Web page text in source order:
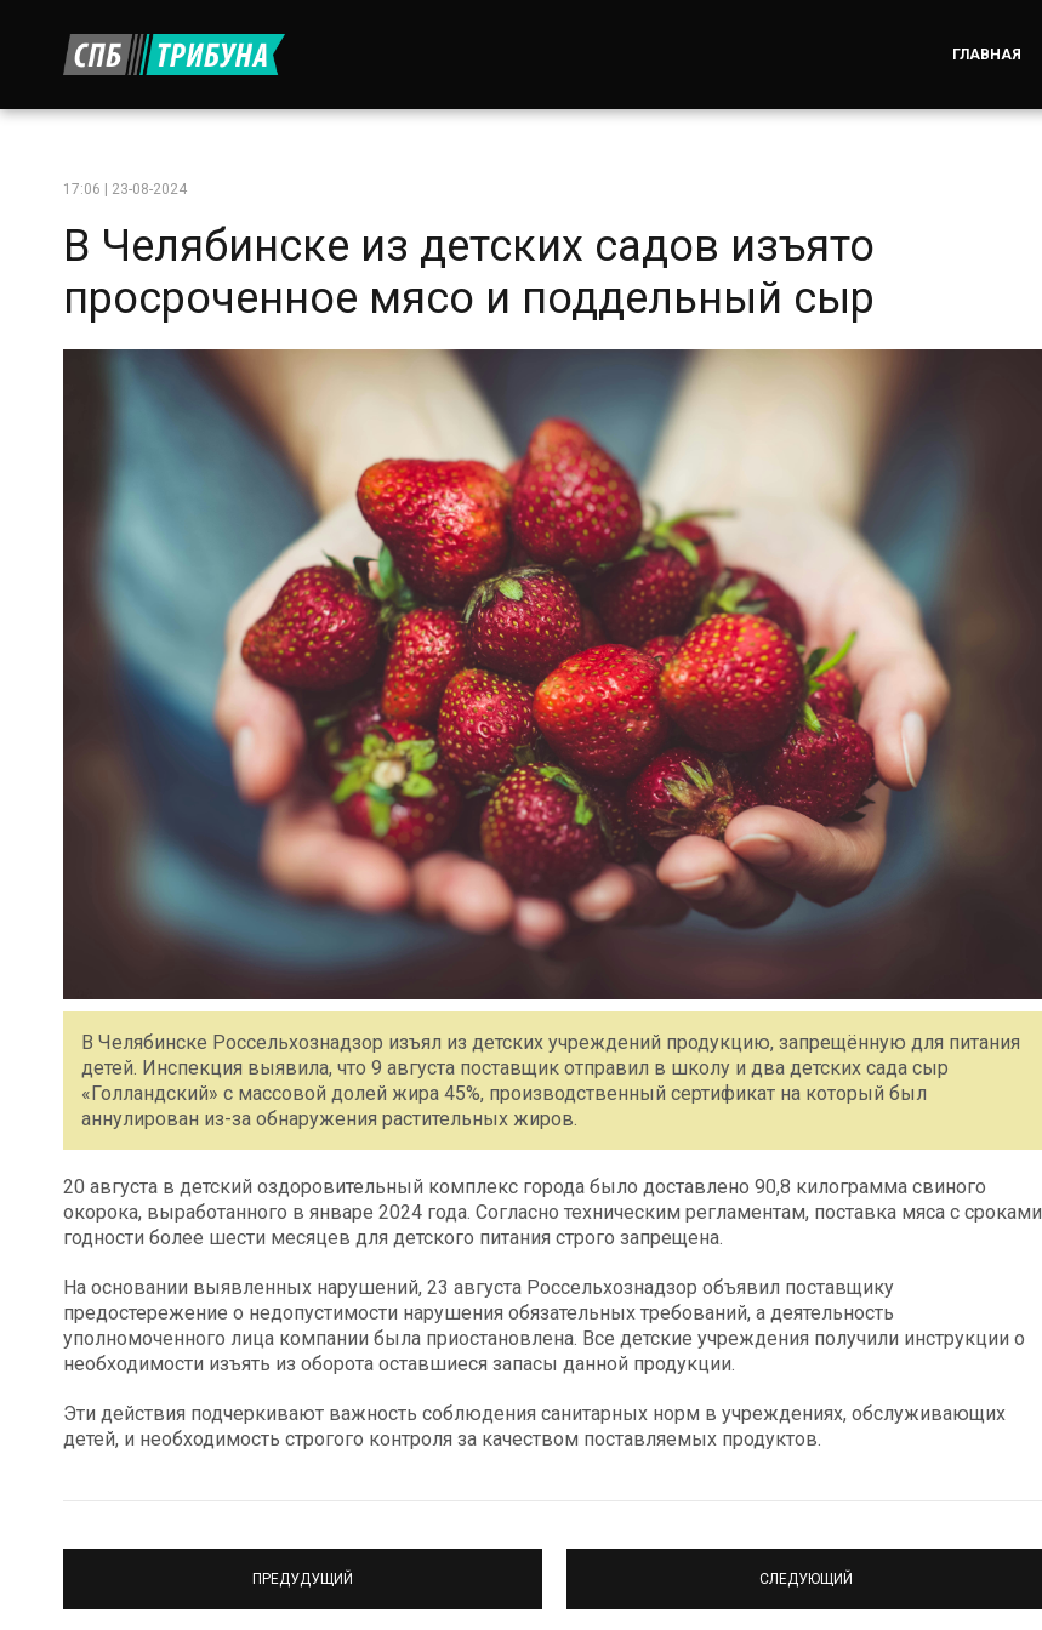
ГЛАВНАЯ
17:06 | 23-08-2024
В Челябинске из детских садов изъято
просроченное мясо и поддельный сыр
В Челябинске Россельхознадзор изъял из детских учреждений продукцию, запрещённую для питания
детей. Инспекция выявила, что 9 августа поставщик отправил в школу и два детских сада сыр
«Голландский» с массовой долей жира 45%, производственный сертификат на который был
аннулирован из-за обнаружения растительных жиров.
20 августа в детский оздоровительный комплекс города было доставлено 90,8 килограмма свиного
окорока, выработанного в январе 2024 года. Согласно техническим регламентам, поставка мяса с сроками
годности более шести месяцев для детского питания строго запрещена.
На основании выявленных нарушений, 23 августа Россельхознадзор объявил поставщику
предостережение о недопустимости нарушения обязательных требований, а деятельность
уполномоченного лица компании была приостановлена. Все детские учреждения получили инструкции о
необходимости изъять из оборота оставшиеся запасы данной продукции.
Эти действия подчеркивают важность соблюдения санитарных норм в учреждениях, обслуживающих
детей, и необходимость строгого контроля за качеством поставляемых продуктов.
ПРЕДУДУЩИЙ СЛЕДУЮЩИЙ